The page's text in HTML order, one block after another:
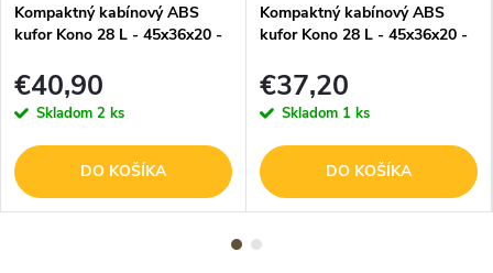
Kompaktný kabínový ABS
kufor Kono 28 L - 45x36x20 -
€40,90
Skladom 2 ks
DO KOŠÍKA
Kompaktný kabínový ABS
kufor Kono 28 L - 45x36x20 -
€37,20
Skladom 1 ks
DO KOŠÍKA